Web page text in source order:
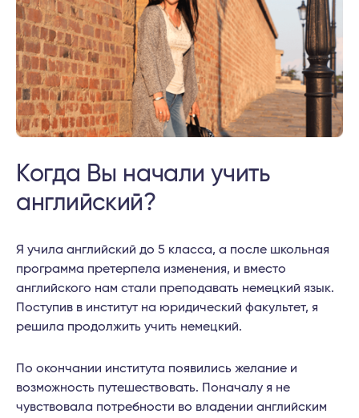
Когда Вы начали учить
английский?
Я учила английский до 5 класса, а после школьная
программа претерпела изменения, и вместо
английского нам стали преподавать немецкий язык.
Поступив в институт на юридический факультет, я
решила продолжить учить немецкий.
По окончании института появились желание и
возможность путешествовать. Поначалу я не
чувствовала потребности во владении английским